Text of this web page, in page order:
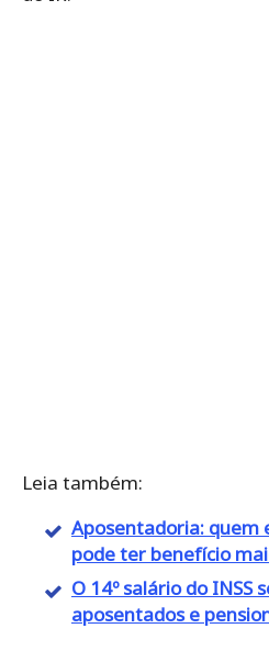
Leia também:
Aposentadoria: quem
pode ter benefício
O 14º salário do INSS
aposentados e